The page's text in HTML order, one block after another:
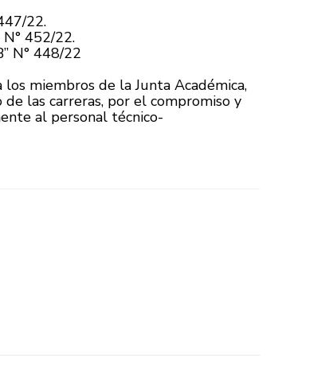
22.
N° 452/22.
N° 448/22
miembros de la Junta Académica,
las carreras, por el compromiso y
al personal técnico-